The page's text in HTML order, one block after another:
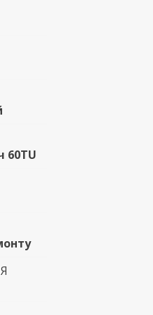
60TU